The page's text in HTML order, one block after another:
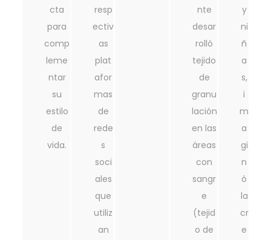
cta
para
comp
leme
ntar
su
estilo
de
vida.
resp
ectiv
as
plat
afor
mas
de
rede
s
soci
ales
que
utiliz
an
nte
desar
rolló
tejido
de
granu
lación
en las
áreas
con
sangr
e
(tejid
o de
y
ni
ñ
a
s,
i
m
a
gi
n
ó
la
cr
e